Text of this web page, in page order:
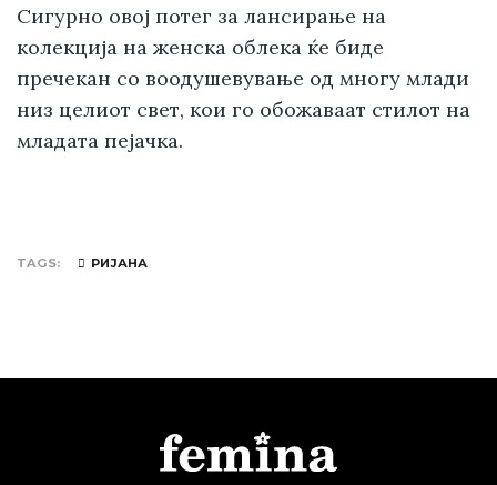
Сигурно овој потег за лансирање на
колекција на женска облека ќе биде
пречекан со воодушевување од многу млади
низ целиот свет, кои го обожаваат стилот на
младата пејачка.
TAGS РИЈАНА